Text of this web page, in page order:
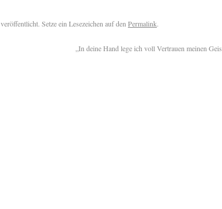
veröffentlicht. Setze ein Lesezeichen auf denPermalink.
„In deine Hand lege ich voll Vertrauen meinen